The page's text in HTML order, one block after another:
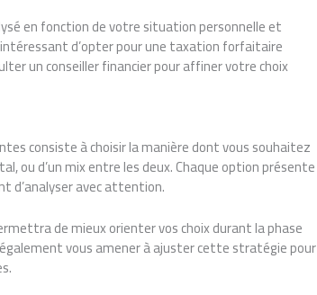
en fonction de votre situation personnelle et
d’opter pour une taxation forfaitaire
un conseiller financier pour affiner votre choix
consiste à choisir la manière dont vous souhaitez
ou d’un mix entre les deux. Chaque option présente
d’analyser avec attention.
de mieux orienter vos choix durant la phase
vous amener à ajuster cette stratégie pour